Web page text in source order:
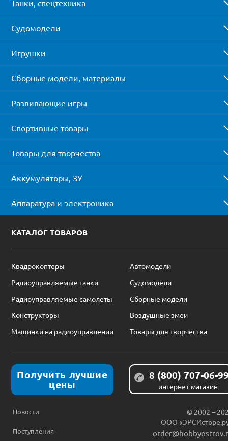
Танки, спецтехника
Судомодели
Игрушки
Сборные модели, материалы
Развивающие игры
Спортивные товары
Товары для творчества
Аккумуляторы, ЗУ
Аппаратура и электроника
КАТАЛОГ ТОВАРОВ
Квадрокоптеры
Автомодели
Радиоуправляемые танки
Судомодели
Радиоуправляемые самолеты
Сборные модели
Конструкторы
Воздушные змеи
Машинки на радиоуправлении
Товары для творчества
Получить лучшие
цены
8 (800) 707-06-
интернет-магазин
Новости
Поступления
© 2002 –
ООО